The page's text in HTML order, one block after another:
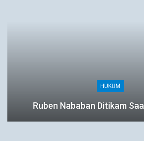
HUKUM
Ruben Nababan Ditikam